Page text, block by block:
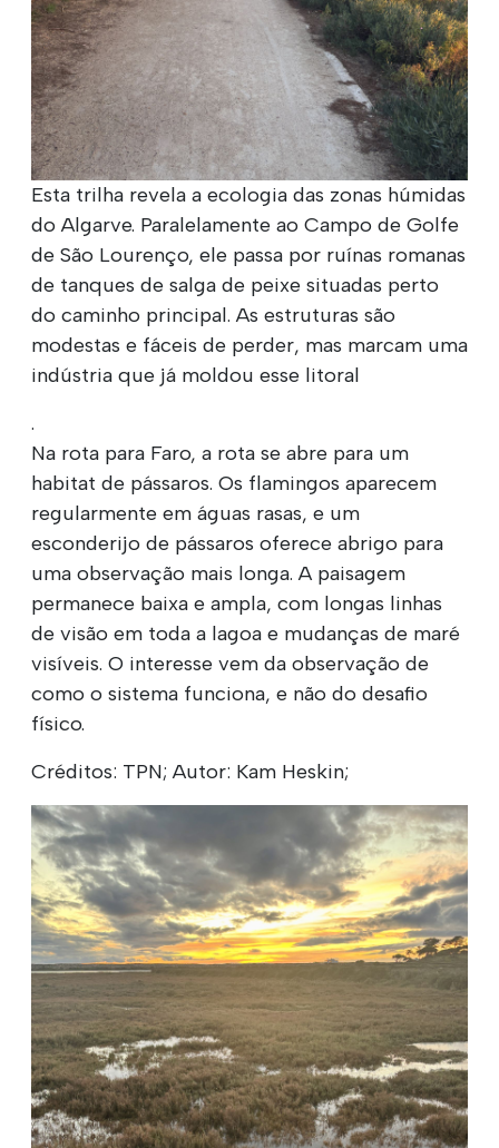
Esta trilha revela a ecologia das zonas húmidas
do Algarve. Paralelamente ao Campo de Golfe
de São Lourenço, ele passa por ruínas romanas
de tanques de salga de peixe situadas perto
do caminho principal. As estruturas são
modestas e fáceis de perder, mas marcam uma
indústria que já moldou esse litoral
.
Na rota para Faro, a rota se abre para um
habitat de pássaros. Os flamingos aparecem
regularmente em águas rasas, e um
esconderijo de pássaros oferece abrigo para
uma observação mais longa. A paisagem
permanece baixa e ampla, com longas linhas
de visão em toda a lagoa e mudanças de maré
visíveis. O interesse vem da observação de
como o sistema funciona, e não do desafio
físico.
Créditos: TPN; Autor: Kam Heskin;